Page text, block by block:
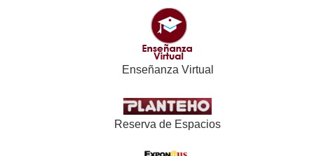
Enseñanza Virtual
Reserva de Espacios